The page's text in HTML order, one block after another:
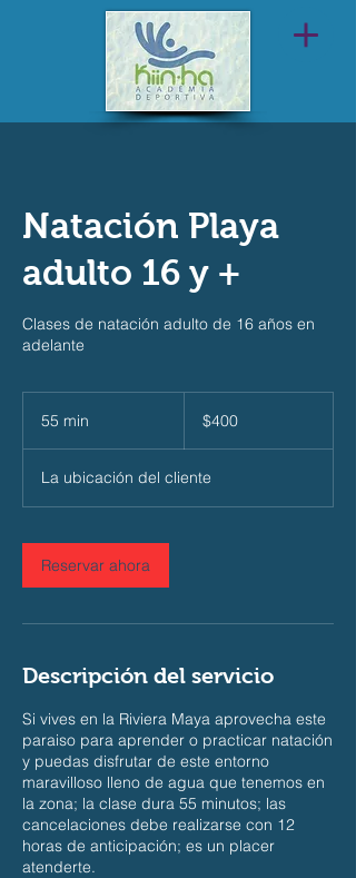
Natación Playa
adulto 16 y +
Clases de natación adulto de 16 años en
adelante
55 min
m
i
mexicanos
$400
La ubicación del cliente
Reservar ahora
Descripción del servicio
Si vives en la Riviera Maya aprovecha este
paraiso para aprender o practicar natación
y puedas disfrutar de este entorno
maravilloso lleno de agua que tenemos en
la zona; la clase dura 55 minutos; las
cancelaciones debe realizarse con 12
horas de anticipación; es un placer
atenderte.